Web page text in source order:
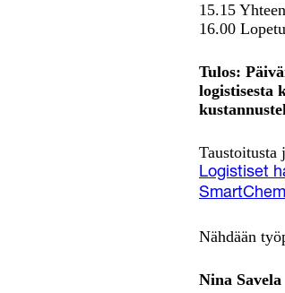
15.15
16.00
Tulos:
logistisesta
Taustoitusta
Logistiset
Nähdään
Nina Savela